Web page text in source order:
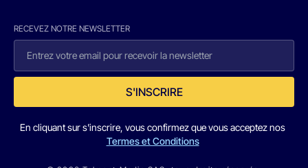
RECEVEZ NOTRE NEWSLETTER
S'INSCRIRE
En cliquant sur s'inscrire, vous confirmez que vous acceptez nos
Termes et Conditions